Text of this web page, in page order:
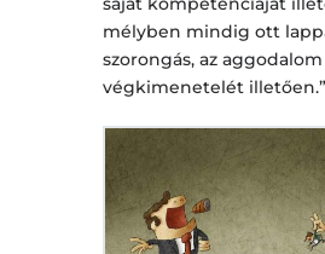
mélyben mindig ott
szorongás, az
végkimenetelét illetően.”